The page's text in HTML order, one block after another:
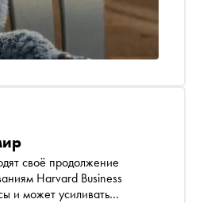
своё продолжение
Harvard Business
и может усиливать